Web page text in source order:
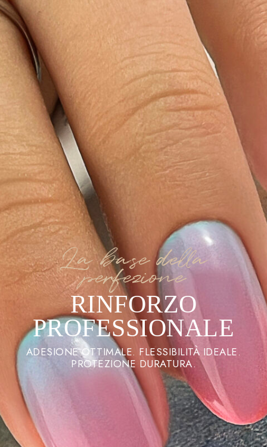
La base della
perfezione
RINFORZO
PROFESSIONALE
ADESIONE OTTIMALE. FLESSIBILITÀ IDEALE.
PROTEZIONE DURATURA.